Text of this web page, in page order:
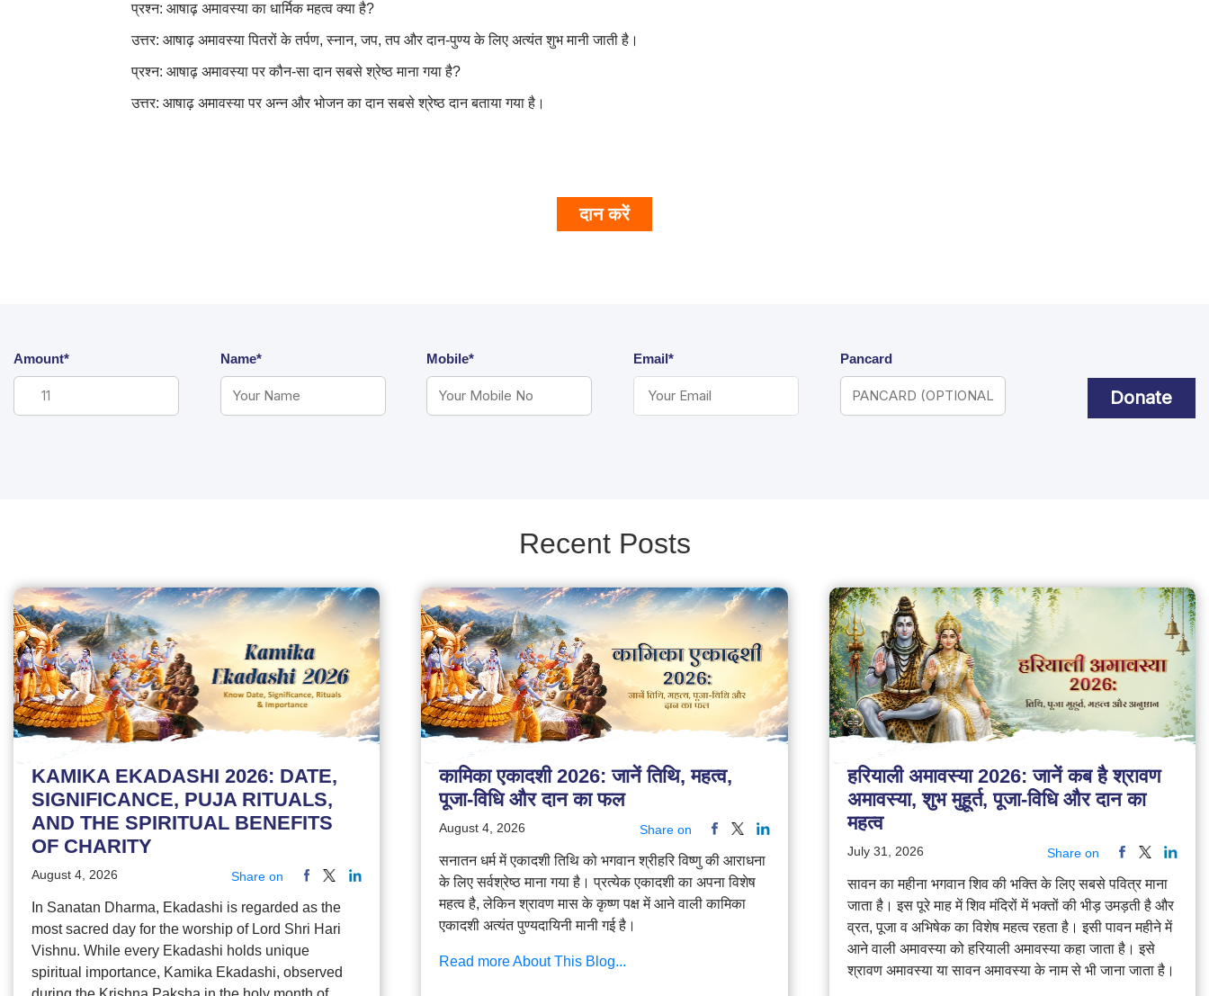
प्रश्न: आषाढ़ अमावस्या का धार्मिक महत्व क्या है?
उत्तर: आषाढ़ अमावस्या पितरों के तर्पण,स्नान,जप,तप और दान-पुण्य के लिए अत्यंत शुभ मानी जाती है।
प्रश्न: आषाढ़ अमावस्या पर कौन-सा दान सबसे श्रेष्ठ माना गया है?
उत्तर: आषाढ़ अमावस्या पर अन्न और भोजन का दान सबसे श्रेष्ठ दान बताया गया है।
दान करें
Amount* Name* Mobile* Email* Pancard
Donate
Recent Posts
KAMIKA EKADASHI 2026: DATE,
SIGNIFICANCE, PUJA RITUALS,
AND THE SPIRITUAL BENEFITS
OF CHARITY
August 4, 2026 Share on
In Sanatan Dharma, Ekadashi is regarded as the
most sacred day for the worship of Lord Shri Hari
Vishnu. While every Ekadashi holds unique
spiritual importance, Kamika Ekadashi, observed
कामिका एकादशी 2026: जानें तिथि, महत्व,
पूजा-विधि और दान का फल
August 4, 2026 Share on
सनातन धर्म में एकादशी तिथि को भगवान श्रीहरि विष्णु की आराधना
के लिए सर्वश्रेष्ठ माना गया है। प्रत्येक एकादशी का अपना विशेष
महत्व है, लेकिन श्रावण मास के कृष्ण पक्ष में आने वाली कामिका
एकादशी अत्यंत पुण्यदायिनी मानी गई है।
Read more About This Blog...
हरियाली अमावस्या 2026: जानें कब है श्रावण
अमावस्या, शुभ मुहूर्त, पूजा-विधि और दान का
महत्व
July 31, 2026 Share on
सावन का महीना भगवान शिव की भक्ति के लिए सबसे पवित्र माना
जाता है। इस पूरे माह में शिव मंदिरों में भक्तों की भीड़ उमड़ती है और
व्रत, पूजा व अभिषेक का विशेष महत्व रहता है। इसी पावन महीने में
आने वाली अमावस्या को हरियाली अमावस्या कहा जाता है। इसे
श्रावण अमावस्या या सावन अमावस्या के नाम से भी जाना जाता है।